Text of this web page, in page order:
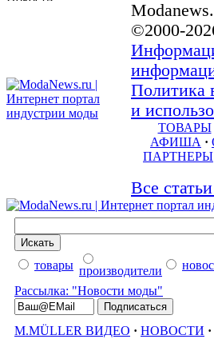
©2000-
Политика
и
ТОВАРЫ
АФИША ·
ПАРТНЕРЫ
Все
товары производители
Рассылка: "Новости моды"
M.MÜLLER ВИДЕО · НОВОСТИ ·